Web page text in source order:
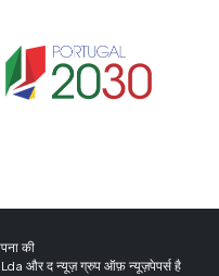
की
Lda और द न्यूज़ ग्रुप ऑफ़ न्यूज़पेपर्स है